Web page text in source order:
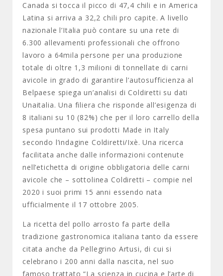
Canada si tocca il picco di 47,4 chili e in America
Latina si arriva a 32,2 chili pro capite. A livello
nazionale l’Italia può contare su una rete di
6.300 allevamenti professionali che offrono
lavoro a 64mila persone per una produzione
totale di oltre 1,3 milioni di tonnellate di carni
avicole in grado di garantire l’autosufficienza al
Belpaese spiega un’analisi di Coldiretti su dati
Unaitalia. Una filiera che risponde all’esigenza di
8 italiani su 10 (82%) che per il loro carrello della
spesa puntano sui prodotti Made in Italy
secondo l’indagine Coldiretti/Ixè. Una ricerca
facilitata anche dalle informazioni contenute
nell’etichetta di origine obbligatoria delle carni
avicole che – sottolinea Coldiretti – compie nel
2020 i suoi primi 15 anni essendo nata
ufficialmente il 17 ottobre 2005.
La ricetta del pollo arrosto fa parte della
tradizione gastronomica italiana tanto da essere
citata anche da Pellegrino Artusi, di cui si
celebrano i 200 anni dalla nascita, nel suo
famoso trattato “La scienza in cucina e l’arte di